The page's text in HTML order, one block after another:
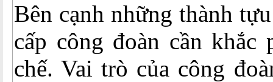
Bên cạnh những thành
cấp công đoàn cần khắc
chế. Vai trò của công